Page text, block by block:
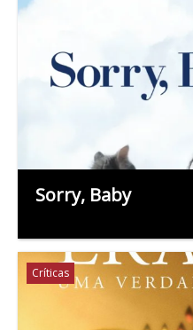
Sorry, Baby
Críticas